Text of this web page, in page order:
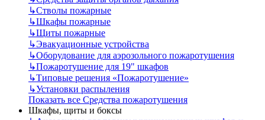
↳Стволы пожарные
↳Шкафы пожарные
↳Щиты пожарные
↳Эвакуационные устройства
↳Оборудование для аэрозольного пожаротушения
↳Пожаротушение для 19" шкафов
↳Типовые решения «Пожаротушение»
↳Установки распыления
Показать все Средства пожаротушения
Шкафы, щиты и боксы